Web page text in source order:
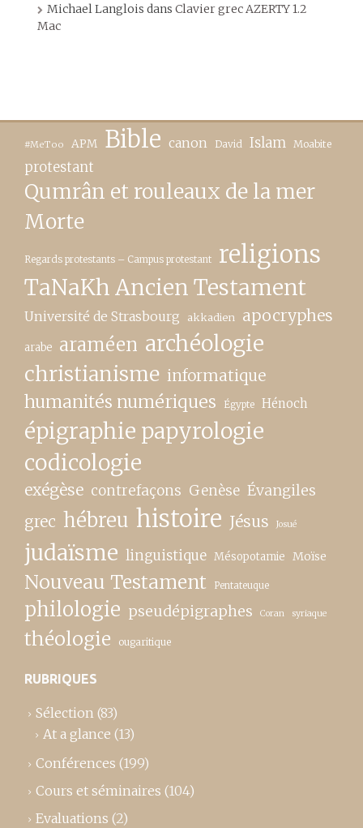
Michael Langlois dans Clavier grec AZERTY 1.2
Mac
#MeToo APM Bible canon David Islam Moabite
protestant
Qumrân et rouleaux de la mer
Morte
Regards protestants – Campus protestant religions
TaNaKh Ancien Testament
Université de Strasbourg akkadien apocryphes
arabe araméen archéologie
christianisme informatique
humanités numériques Égypte Hénoch
épigraphie papyrologie
codicologie
exégèse contrefaçons Genèse Évangiles
grec hébreu histoire Jésus Josué
judaïsme linguistique Mésopotamie Moïse
Nouveau Testament Pentateuque
philologie pseudépigraphes Coran syriaque
théologie ougaritique
RUBRIQUES
Sélection (83)
At a glance (13)
Conférences (199)
Cours et séminaires (104)
Evaluations (2)